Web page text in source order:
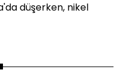
düşerken, nikel